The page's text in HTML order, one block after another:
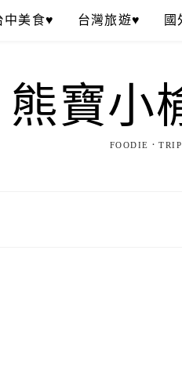
中美食♥ 台灣旅遊♥ 國
熊寶小
FOODIE．